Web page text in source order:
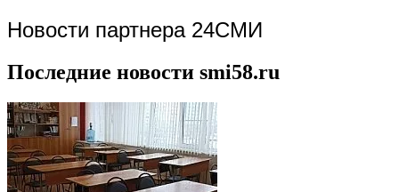
Новости партнера 24СМИ
Последние новости smi58.ru